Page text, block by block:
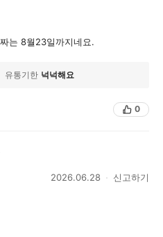
는 8월23일까지네요.
유통기한 넉넉해요
0
2026.06.28 신고하기